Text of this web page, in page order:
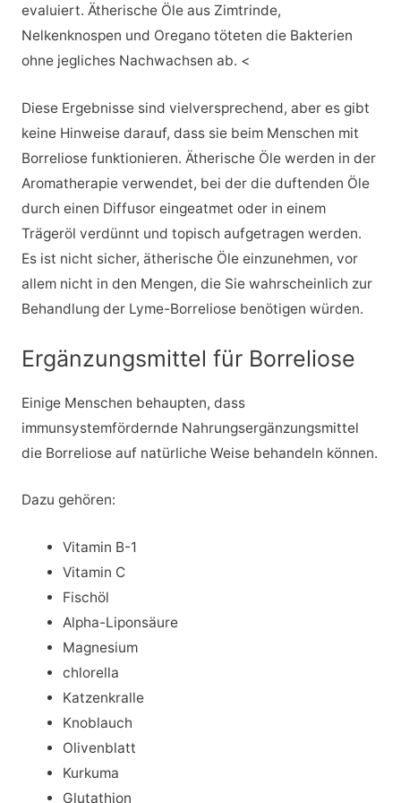
evaluiert. Ätherische Öle aus Zimtrinde,
Nelkenknospen und Oregano töteten die Bakterien
ohne jegliches Nachwachsen ab. <
Diese Ergebnisse sind vielversprechend, aber es gibt
keine Hinweise darauf, dass sie beim Menschen mit
Borreliose funktionieren. Ätherische Öle werden in der
Aromatherapie verwendet, bei der die duftenden Öle
durch einen Diffusor eingeatmet oder in einem
Trägeröl verdünnt und topisch aufgetragen werden.
Es ist nicht sicher, ätherische Öle einzunehmen, vor
allem nicht in den Mengen, die Sie wahrscheinlich zur
Behandlung der Lyme-Borreliose benötigen würden.
Ergänzungsmittel für Borreliose
Einige Menschen behaupten, dass
immunsystemfördernde Nahrungsergänzungsmittel
die Borreliose auf natürliche Weise behandeln können.
Dazu gehören:
Vitamin B-1
Vitamin C
Fischöl
Alpha-Liponsäure
Magnesium
chlorella
Katzenkralle
Knoblauch
Olivenblatt
Kurkuma
Glutathion